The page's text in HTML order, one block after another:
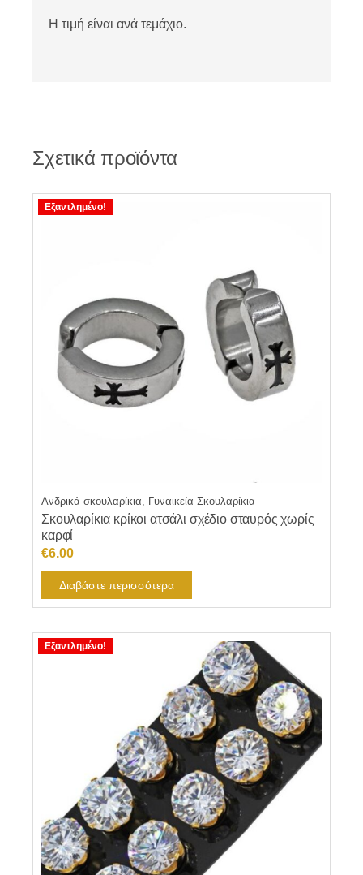
Η τιμή είναι ανά τεμάχιο.
Σχετικά προϊόντα
Εξαντλημένο!
Ανδρικά σκουλαρίκια, Γυναικεία Σκουλαρίκια
Σκουλαρίκια κρίκοι ατσάλι σχέδιο σταυρός χωρίς
καρφί
€6.00
Διαβάστε περισσότερα
Εξαντλημένο!